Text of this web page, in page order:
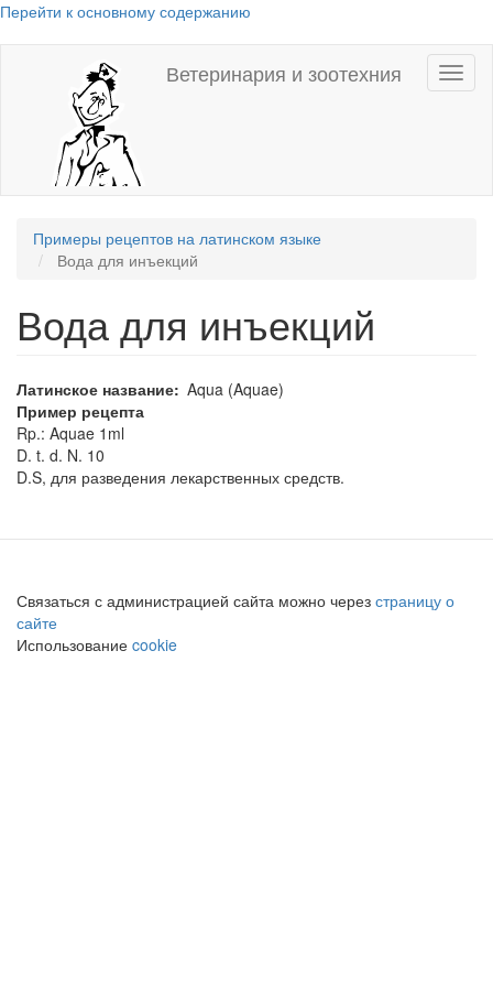
Перейти к основному содержанию
Ветеринария и зоотехния
Примеры рецептов на латинском языке
Вода для инъекций
Вода для инъекций
Латинское название Aqua (Aquae)
Пример рецепта
Rp.: Aquae 1ml
D. t. d. N. 10
D.S, для разведения лекарственных средств.
Связаться с администрацией сайта можно через страницу о
сайте
Использование cookie